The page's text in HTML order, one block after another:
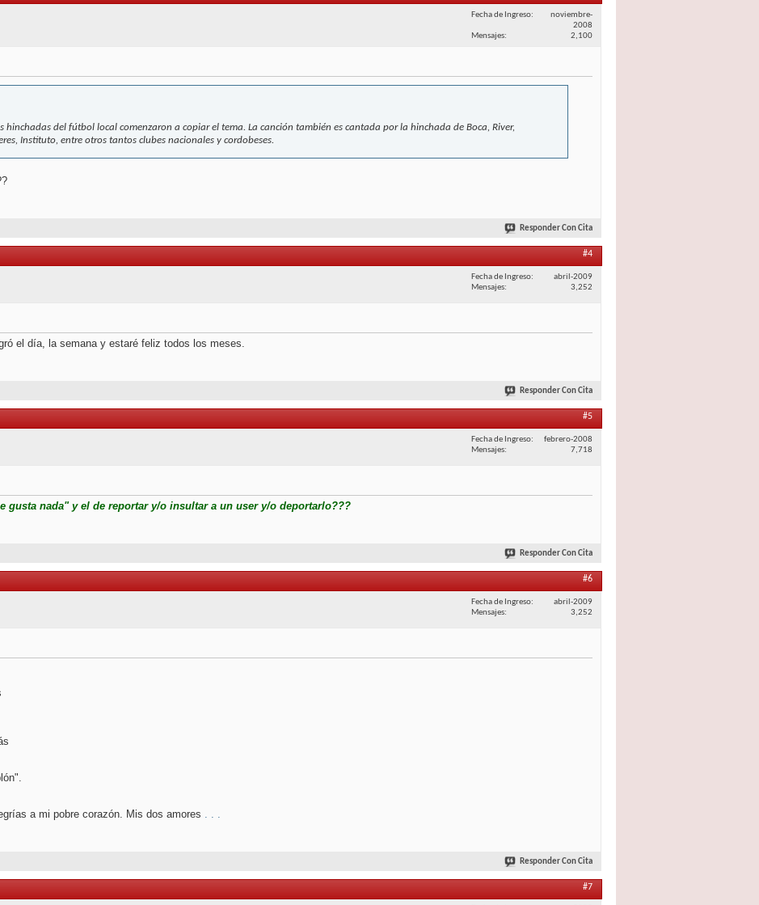
Fecha de Ingreso
noviembre-
2008
Mensajes
2,100
hinchadas del fútbol local comenzaron a copiar el tema. La canción también es cantada por la hinchada de Boca, River,
Instituto, entre otros tantos clubes nacionales y cordobeses.
Responder Con Cita
#4
Fecha de Ingreso
abril-2009
Mensajes
3,252
el día, la semana y estaré feliz todos los meses.
Responder Con Cita
#5
Fecha de Ingreso
febrero-2008
Mensajes
7,718
gusta nada" y el de reportar y/o insultar a un user y/o deportarlo???
Responder Con Cita
#6
Fecha de Ingreso
abril-2009
Mensajes
3,252
a mi pobre corazón. Mis dos amores . . .
Responder Con Cita
#7